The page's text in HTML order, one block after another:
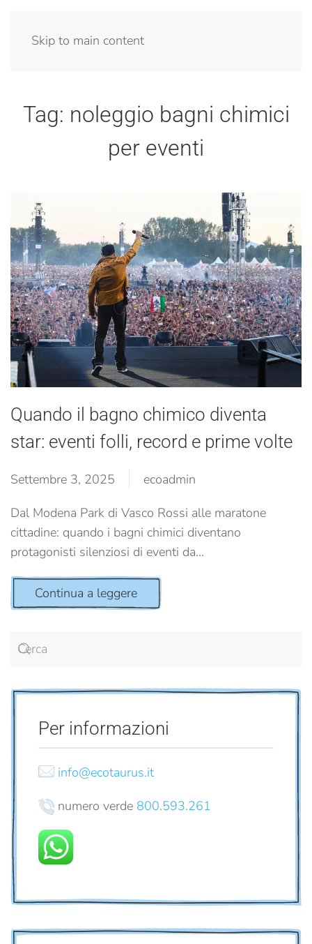
Skip to main content
Tag: noleggio bagni chimici
per eventi
Quando il bagno chimico diventa
star: eventi folli, record e prime volte
Settembre 3, 2025
ecoadmin
Dal Modena Park di Vasco Rossi alle maratone
cittadine: quando i bagni chimici diventano
protagonisti silenziosi di eventi da...
Continua a leggere
Per informazioni
info@ecotaurus.it
numero verde 800.593.261